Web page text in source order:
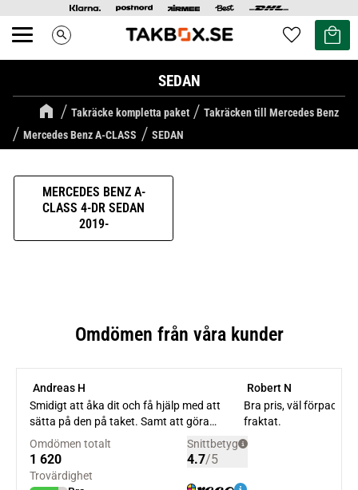
Meny search Favoriter
Kundvagn
SEDAN
Takräcke kompletta paket
Takräcken till Mercedes Benz
Mercedes Benz A-CLASS
SEDAN
MERCEDES BENZ A-
CLASS 4-DR SEDAN
2019-